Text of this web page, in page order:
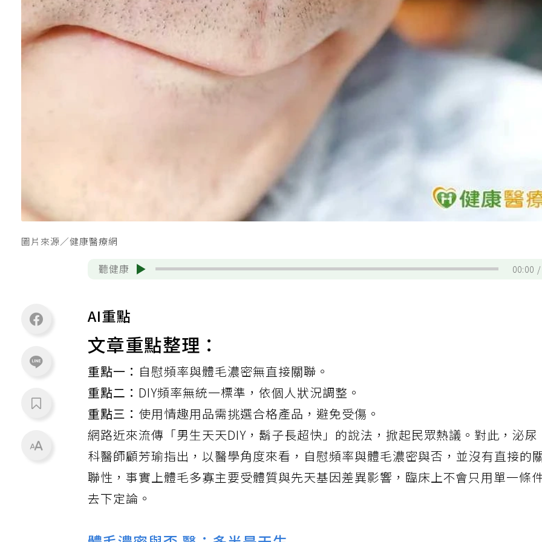
圖片來源／健康醫療網
聽健康 00:00
AI重點
文章重點整理：
重點一： 自慰頻率與體毛濃密無直接關聯。
重點二： DIY頻率無統一標準，依個人狀況調整。
重點三： 使用情趣用品需挑選合格產品，避免受傷。
網路近來流傳「男生天天DIY，鬍子長超快」的說法，掀起民眾熱議。對此，泌尿
科醫師顧芳瑜指出，以醫學角度來看， 自慰頻率與體毛濃密與否，並沒有直接的
聯性，事實上體毛多寡主要受體質與先天基因差異影響，臨床上不會只用單一條
去下定論。